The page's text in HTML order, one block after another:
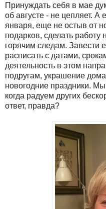
Принуждать себя в мае
об августе - не цепляет. А
января, еще не остыв от
подарков, сделать
горячим следам. Завести
расписать с датами,
деятельность в этом
подругам, украшение
новогодние праздники.
когда радуем других
ответ, правда?